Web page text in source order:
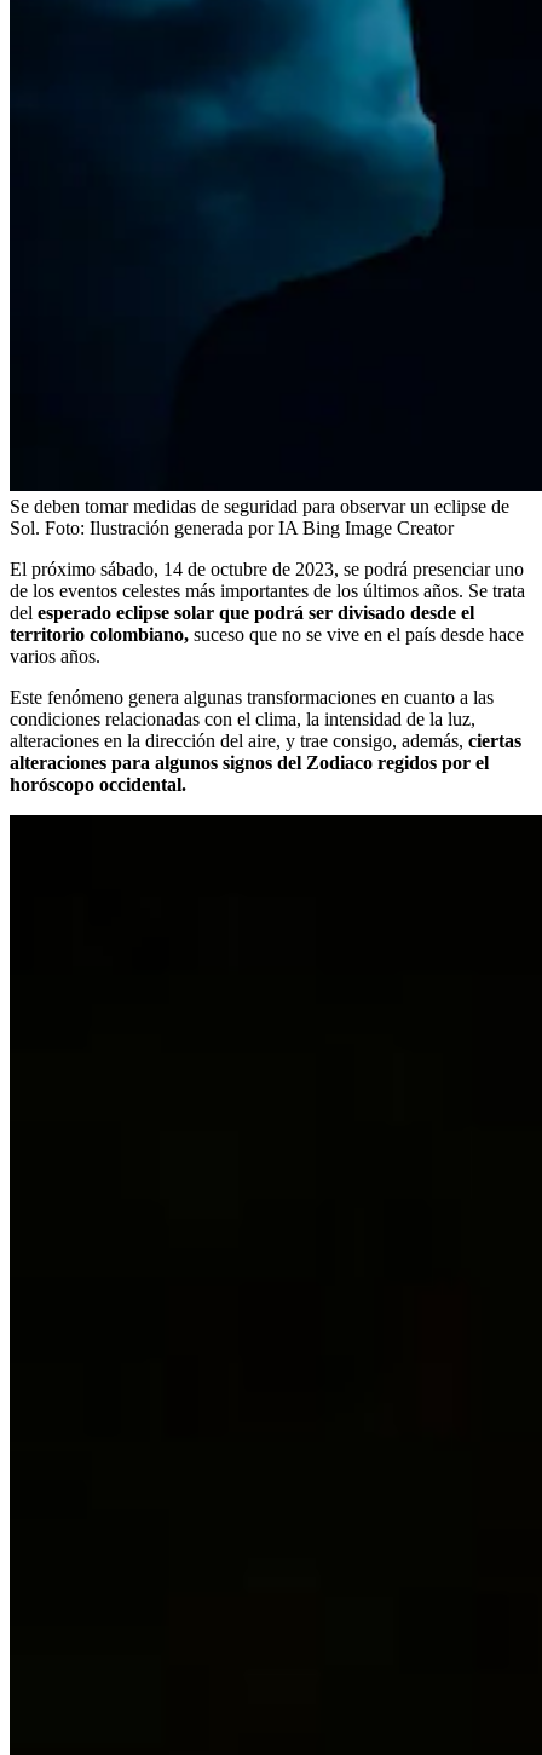
Se deben tomar medidas de seguridad para observar un eclipse de
Sol. Foto: Ilustración generada por IA Bing Image Creator
El próximo sábado, 14 de octubre de 2023, se podrá presenciar uno
de los eventos celestes más importantes de los últimos años. Se trata
del esperado eclipse solar que podrá ser divisado desde el
territorio colombiano, suceso que no se vive en el país desde hace
varios años.
Este fenómeno genera algunas transformaciones en cuanto a las
condiciones relacionadas con el clima, la intensidad de la luz,
alteraciones en la dirección del aire, y trae consigo, además, ciertas
alteraciones para algunos signos del Zodiaco regidos por el
horóscopo occidental.